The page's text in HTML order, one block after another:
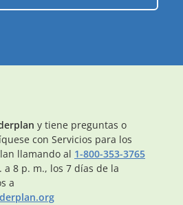
y tiene preguntas o
con Servicios para los
llamando al 1-800-353-3765
a 8 p. m., los 7 días de la
a